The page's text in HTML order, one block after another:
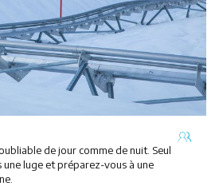
de jour comme de nuit. Seul
luge et préparez-vous à une